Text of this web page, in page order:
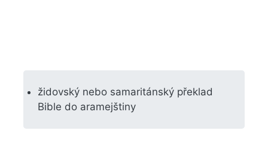
židovský nebo samaritánský překlad
Bible do aramejštiny